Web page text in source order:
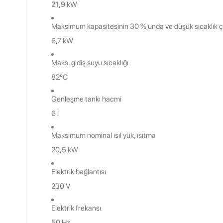
21,9 kW
Maksimum kapasitesinin 30 %'unda ve düşük sıcaklık
6,7 kW
Maks. gidiş suyu sıcaklığı
82°C
Genleşme tankı hacmi
6 l
Maksimum nominal ısıl yük, ısıtma
20,5 kW
Elektrik bağlantısı
230 V
Elektrik frekansı